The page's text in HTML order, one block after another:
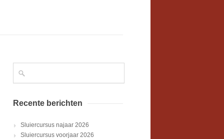
Recente berichten
Sluiercursus najaar 2026
Sluiercursus voorjaar 2026